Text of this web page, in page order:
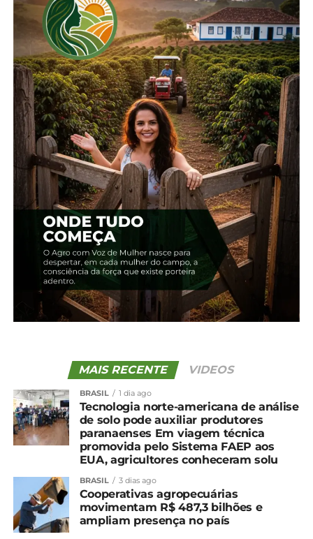
Compartilhe isso:
Facebook 18+
Relacionado
Cotação agrícola para a
região de Guarapuava
19 de fevereiro, 2024
Em "Guarapuava"
Cotação agrícola para
região de Guarapuava
1 de fevereiro, 2024
Em "Guarapuava"
Cotação agrícola para
região de Guarapuava
5 de fevereiro, 2024
Em "Guarapuava"
TÓPICOS RELACIONADOS:
UP NEXT
Cotação agrícola para a região de
Guarapuava
MAIS RECENTE VIDEOS
BRASIL 1 dia ago
Tecnologia norte-americana de análise
de solo pode auxiliar produtores
paranaenses Em viagem técnica
promovida pelo Sistema FAEP aos
EUA, agricultores conheceram solu
BRASIL 3 dias ago
Cooperativas agropecuárias
movimentam R$ 487,3 bilhões e
ampliam presença no país